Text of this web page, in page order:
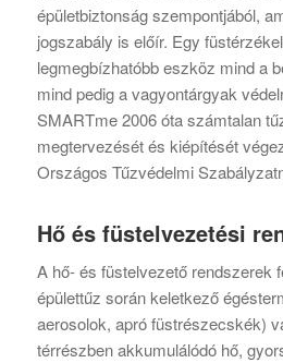
épületbiztonság szempontjából,
jogszabály is előír. Egy
legmegbízhatóbb eszköz mind a
mind pedig a vagyontárgyak
SMARTme 2006 óta számtalan
megtervezését és kiépítését
Országos Tűzvédelmi
Hő és füstelvezetési
A hő- és füstelvezető rendszerek
épülettűz során keletkező
aerosolok, apró füstrészecskék)
térrészben akkumulálódó hő,